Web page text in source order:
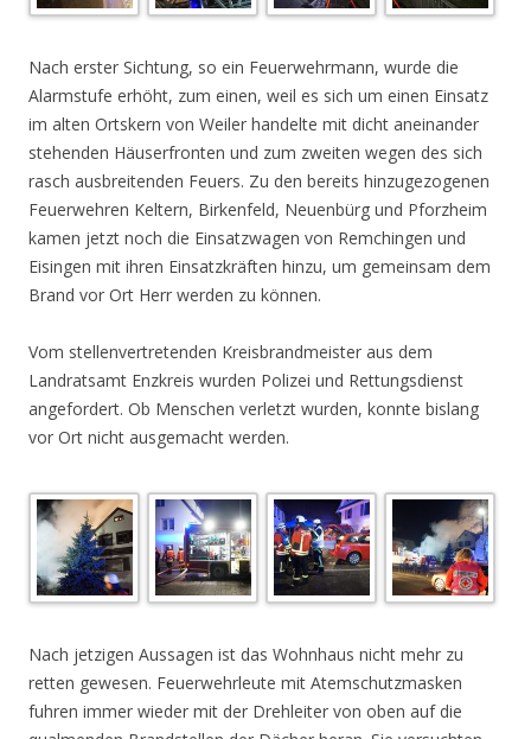
Nach erster Sichtung, so ein Feuerwehrmann, wurde die
Alarmstufe erhöht, zum einen, weil es sich um einen Einsatz
im alten Ortskern von Weiler handelte mit dicht aneinander
stehenden Häuserfronten und zum zweiten wegen des sich
rasch ausbreitenden Feuers. Zu den bereits hinzugezogenen
Feuerwehren Keltern, Birkenfeld, Neuenbürg und Pforzheim
kamen jetzt noch die Einsatzwagen von Remchingen und
Eisingen mit ihren Einsatzkräften hinzu, um gemeinsam dem
Brand vor Ort Herr werden zu können.
Vom stellenvertretenden Kreisbrandmeister aus dem
Landratsamt Enzkreis wurden Polizei und Rettungsdienst
angefordert. Ob Menschen verletzt wurden, konnte bislang
vor Ort nicht ausgemacht werden.
Nach jetzigen Aussagen ist das Wohnhaus nicht mehr zu
retten gewesen. Feuerwehrleute mit Atemschutzmasken
fuhren immer wieder mit der Drehleiter von oben auf die